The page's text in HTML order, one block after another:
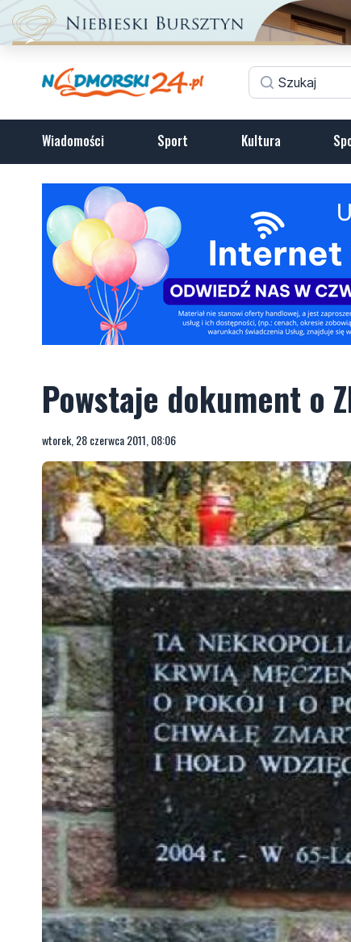
Wiadomości Sport Kultura
Powstaje dokument o
wtorek, 28 czerwca 2011, 08:06